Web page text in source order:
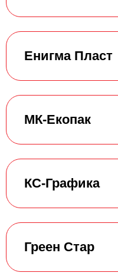
Енигма Пласт
МК-Екопак
КС-Графика
Греен Стар